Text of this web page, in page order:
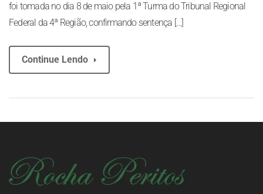
foi tomada no dia 8 de maio pela 1ª Turma do Tribunal Regional
Federal da 4ª Região, confirmando sentença […]
Continue Lendo